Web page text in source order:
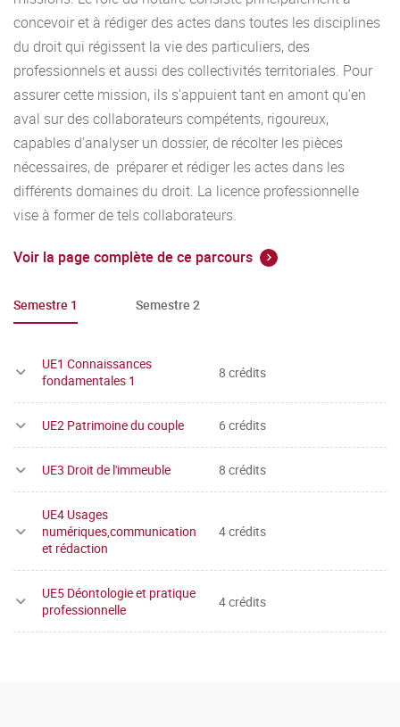
concevoir et à rédiger des actes dans toutes les disciplines
du droit qui régissent la vie des particuliers, des
professionnels et aussi des collectivités territoriales. Pour
assurer cette mission, ils s'appuient tant en amont qu'en
aval sur des collaborateurs compétents, rigoureux,
capables d'analyser un dossier, de récolter les pièces
nécessaires, de préparer et rédiger les actes dans les
différents domaines du droit. La licence professionnelle
vise à former de tels collaborateurs.
Voir la page complète de ce parcours
Semestre 1 Semestre 2
UE1 Connaissances
fondamentales 1
8 crédits
UE2 Patrimoine du couple 6 crédits
UE3 Droit de l'immeuble 8 crédits
UE4 Usages
numériques,communication
et rédaction
4 crédits
UE5 Déontologie et pratique
professionnelle
4 crédits